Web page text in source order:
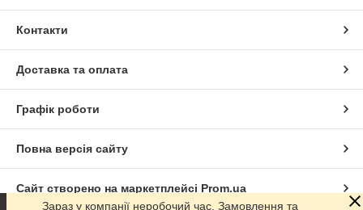
Контакти
Доставка та оплата
Графік роботи
Повна версія сайту
Сайт створено на маркетплейсі Prom.ua
Зараз у компанії неробочий час. Замовлення та